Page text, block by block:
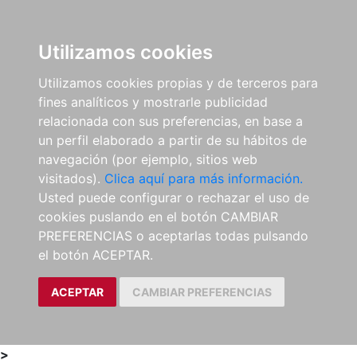
Utilizamos cookies
Utilizamos cookies propias y de terceros para
fines analíticos y mostrarle publicidad
relacionada con sus preferencias, en base a
un perfil elaborado a partir de su hábitos de
navegación (por ejemplo, sitios web
visitados). Clica aquí para más información.
Usted puede configurar o rechazar el uso de
cookies puslando en el botón CAMBIAR
PREFERENCIAS o aceptarlas todas pulsando
el botón ACEPTAR.
ACEPTAR CAMBIAR PREFERENCIAS
>